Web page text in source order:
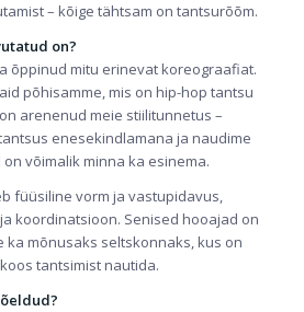
– kõige tähtsam on tantsurõõm.
on?
õppinud mitu erinevat koreograafiat.
põhisamme, mis on hip-hop tantsu
arenenud meie stiilitunnetus –
enesekindlamana ja naudime
võimalik minna ka esinema.
füüsiline vorm ja vastupidavus,
koordinatsioon. Senised hooajad on
ka mõnusaks seltskonnaks, kus on
tantsimist nautida.